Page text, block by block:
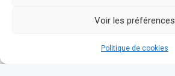
Voir les préférences
Politique de cookies